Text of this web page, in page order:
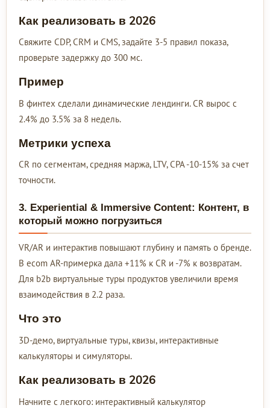
Как реализовать в 2026
Свяжите CDP, CRM и CMS, задайте 3-5 правил показа,
проверьте задержку до 300 мс.
Пример
В финтех сделали динамические лендинги. CR вырос с
2.4% до 3.5% за 8 недель.
Метрики успеха
CR по сегментам, средняя маржа, LTV, CPA -10-15% за счет
точности.
3. Experiential & Immersive Content: Контент, в
который можно погрузиться
VR/AR и интерактив повышают глубину и память о бренде.
В ecom AR-примерка дала +11% к CR и -7% к возвратам.
Для b2b виртуальные туры продуктов увеличили время
взаимодействия в 2.2 раза.
Что это
3D-демо, виртуальные туры, квизы, интерактивные
калькуляторы и симуляторы.
Как реализовать в 2026
Начните с легкого: интерактивный калькулятор